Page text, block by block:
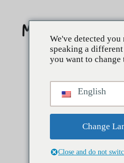
We've detected you
speaking a
you want to change
English
Change
Close and do not